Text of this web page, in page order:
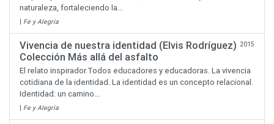
naturaleza, fortaleciendo la...
| Fe y Alegría
Vivencia de nuestra identidad (Elvis Rodríguez)
Colección Más allá del asfalto
2015
El relato inspirador.Todos educadores y educadoras. La vivencia
cotidiana de la identidad. La identidad es un concepto relacional.
Identidad: un camino...
| Fe y Alegría